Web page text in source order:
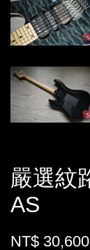
嚴選紋
AS
NT$